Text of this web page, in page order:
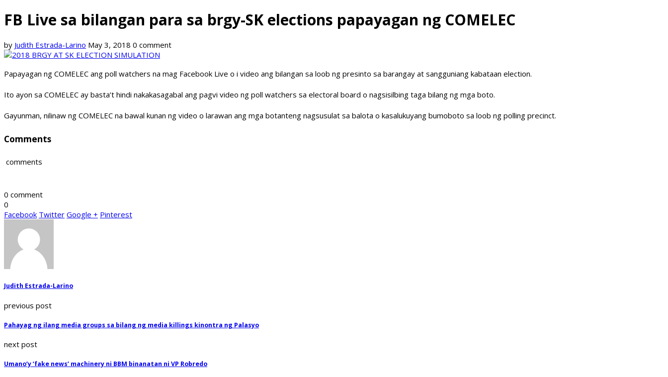
FB Live sa bilangan para sa brgy-SK elections papayagan ng COMELEC
by Judith Estrada-Larino May 3, 2018 0 comment
Papayagan ng COMELEC ang poll watchers na mag Facebook Live o i video ang bilangan sa loob ng presinto sa barangay at sangguniang kabataan election.
Ito ayon sa COMELEC ay basta’t hindi nakakasagabal ang pagvi video ng poll watchers sa electoral board o nagsisilbing taga bilang ng mga boto.
Gayunman, nilinaw ng COMELEC na bawal kunan ng video o larawan ang mga botanteng nagsusulat sa balota o kasalukuyang bumoboto sa loob ng polling precinct.
Comments
comments
0 comment
0
Facebook Twitter Google + Pinterest
Judith Estrada-Larino
previous post
Pahayag ng ilang media groups sa bilang ng media killings kinontra ng Palasyo
next post
Umano’y ‘fake news’ machinery ni BBM binanatan ni VP Robredo